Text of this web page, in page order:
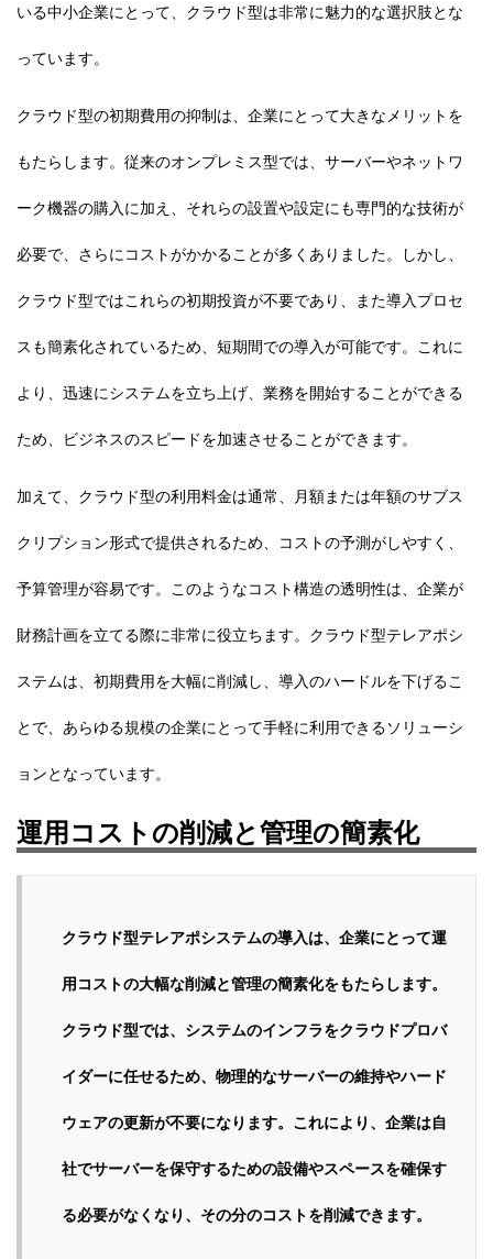
いる中小企業にとって、クラウド型は非常に魅力的な選択肢とな
っています。
クラウド型の初期費用の抑制は、企業にとって大きなメリットを
もたらします。従来のオンプレミス型では、サーバーやネットワ
ーク機器の購入に加え、それらの設置や設定にも専門的な技術が
必要で、さらにコストがかかることが多くありました。しかし、
クラウド型ではこれらの初期投資が不要であり、また導入プロセ
スも簡素化されているため、短期間での導入が可能です。これに
より、迅速にシステムを立ち上げ、業務を開始することができる
ため、ビジネスのスピードを加速させることができます。
加えて、クラウド型の利用料金は通常、月額または年額のサブス
クリプション形式で提供されるため、コストの予測がしやすく、
予算管理が容易です。このようなコスト構造の透明性は、企業が
財務計画を立てる際に非常に役立ちます。クラウド型テレアポシ
ステムは、初期費用を大幅に削減し、導入のハードルを下げるこ
とで、あらゆる規模の企業にとって手軽に利用できるソリューシ
ョンとなっています。
運用コストの削減と管理の簡素化
クラウド型テレアポシステムの導入は、企業にとって運
用コストの大幅な削減と管理の簡素化をもたらします。
クラウド型では、システムのインフラをクラウドプロバ
イダーに任せるため、物理的なサーバーの維持やハード
ウェアの更新が不要になります。これにより、企業は自
社でサーバーを保守するための設備やスペースを確保す
る必要がなくなり、その分のコストを削減できます。